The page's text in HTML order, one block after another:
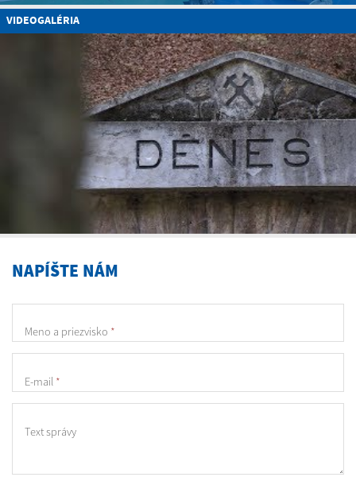
VIDEOGALÉRIA
NAPÍŠTE NÁM
Meno a priezvisko *
E-mail *
Text správy